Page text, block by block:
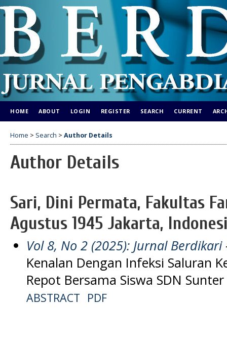
HOME ABOUT LOGIN REGISTER SEARCH CURRENT
Home > Search > Author Details
Author Details
Sari, Dini Permata, Fakultas
Agustus 1945 Jakarta,
Vol 8, No 2 (2025): Jurnal Berdikari
Kenalan Dengan Infeksi Saluran
Repot Bersama Siswa SDN
ABSTRACT PDF